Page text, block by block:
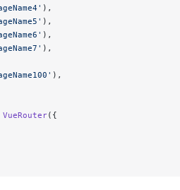
),
),
),
),
),
VueRouter({